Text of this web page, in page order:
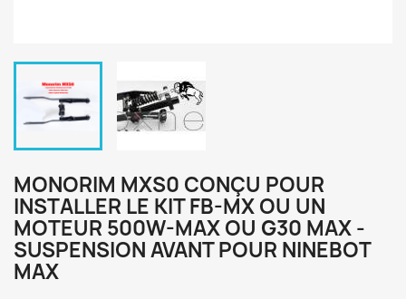
MONORIM MXS0 CONÇU POUR
INSTALLER LE KIT FB-MX OU UN
MOTEUR 500W-MAX OU G30 MAX -
SUSPENSION AVANT POUR NINEBOT
MAX